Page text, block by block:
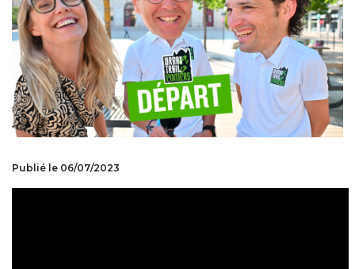
Publié le 06/07/2023